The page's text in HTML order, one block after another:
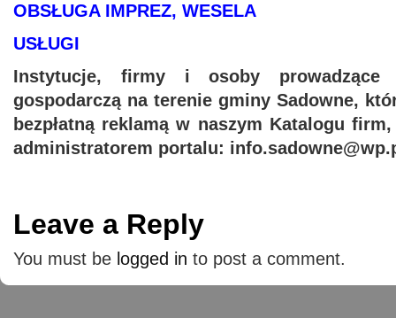
OBSŁUGA IMPREZ, WESELA
USŁUGI
Instytucje, firmy i osoby prowadzące
gospodarczą na terenie gminy Sadowne,
bezpłatną reklamą w naszym Katalogu
administratorem portalu:
Leave a Reply
You must be logged in to post a comment.